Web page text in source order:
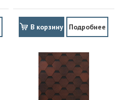
В корзину Подробнее